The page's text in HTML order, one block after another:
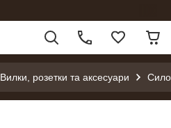
Вилки, розетки та аксесуари